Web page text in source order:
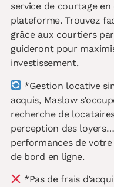
service de courtage
plateforme. Trouvez
grâce aux courtiers
guideront pour
investissement.
*Gestion locative
acquis, Maslow
recherche de
perception des
performances de
de bord en ligne.
*Pas de frais